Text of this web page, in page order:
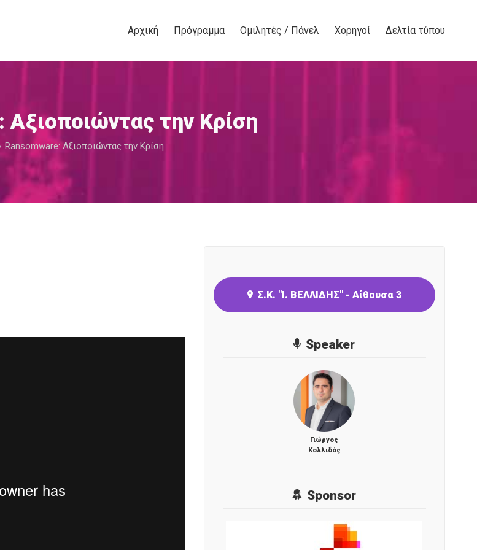
Αρχική Πρόγραμμα Ομιλητές / Πάνελ Χορηγοί Δελτία τύπου
Αξιοποιώντας την Κρίση
Ransomware: Αξιοποιώντας την Κρίση
Σ.Κ. "Ι. ΒΕΛΛΙΔΗΣ" - Αίθουσα 3
Speaker
Γιώργος
Κολλιδάς
Sponsor